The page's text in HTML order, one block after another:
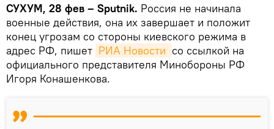
СУХУМ, 28 фев – Sputnik. Россия не начинала
военные действия, она их завершает и положит
конец угрозам со стороны киевского режима в
адрес РФ, пишет РИА Новости со ссылкой на
официального представителя Минобороны РФ
Игоря Конашенкова.